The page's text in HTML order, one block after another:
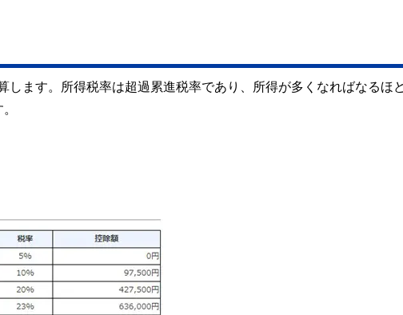
します。所得税率は超過累進税率であり、所得が多くなればなるほ